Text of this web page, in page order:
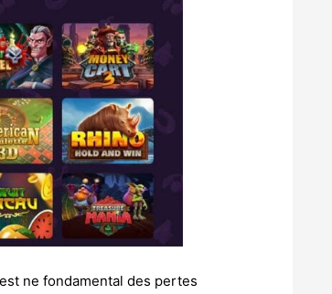
ne fondamental des pertes